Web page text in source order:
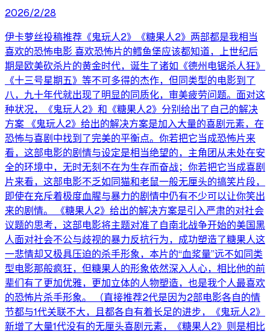
2026/2/28
伊卡萝丝投稿推荐《鬼玩人2》《糖果人2》两部都是我相当
喜欢的恐怖电影 喜欢恐怖片的鳕鱼堡应该都知道，上世纪后
期是欧美砍杀片的黄金时代，诞生了诸如《德州电锯杀人狂》
《十三号星期五》等不可多得的杰作，但同类型的电影到了
八，九十年代就出现了明显的同质化，审美疲劳问题。面对这
种状况，《鬼玩人2》和《糖果人2》分别给出了自己的解决
方案 《鬼玩人2》给出的解决方案是加入大量的喜剧元素，在
恐怖与喜剧中找到了完美的平衡点。你若把它当成恐怖片来
看，这部电影的剧情与设定是相当绝望的，主角团从未处在安
全的环境中，无时无刻不在为生存而奋战；你若把它当成喜剧
片来看，这部电影不乏如同猫和老鼠一般无厘头的搞笑片段，
即使在充斥着极度血腥与暴力的剧情中仍有不少可以让你笑出
来的剧情。 《糖果人2》给出的解决方案是引入严肃的对社会
议题的思考，这部电影将主题对准了自南北战争开始的美国黑
人面对社会不公与歧视的暴力反抗行为，成功塑造了糖果人这
一悲情却又极具压迫的杀手形象，本片的“血浆量”远不如同类
型电影那般疯狂，但糖果人的形象依然深入人心，相比他的前
辈们有了更加优雅，更加立体的人物塑造，也是我个人最喜欢
的恐怖片杀手形象。 （直接推荐2代是因为2部电影各自的情
节都与1代关联不大，且都各自有着长足的进步，《鬼玩人2》
新增了大量1代没有的无厘头喜剧元素，《糖果人2》则是相比